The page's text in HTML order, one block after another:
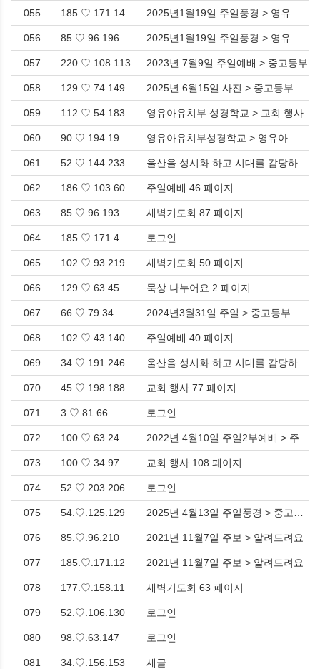
055 185.♡.171.14
056 85.♡.96.196
057 220.♡.108.113 2023년 7월9일 주일예배 > 중고등부
058 129.♡.74.149 2025년 6월15일 사진 > 중고등부
059 112.♡.54.183 영유아유치부 성경학교 > 교회 행사
060 90.♡.194.19
061 52.♡.144.233
062 186.♡.103.60 주일예배 46 페이지
063 85.♡.96.193 새벽기도회 87 페이지
064 185.♡.171.4 로그인
065 102.♡.93.219 새벽기도회 50 페이지
066 129.♡.63.45 묵상 나누어요 2 페이지
067 66.♡.79.34 2024년3월31일 주일 > 중고등부
068 102.♡.43.140 주일예배 40 페이지
069 34.♡.191.246
070 45.♡.198.188 교회 행사 77 페이지
071 3.♡.81.66 로그인
072 100.♡.63.24
073 100.♡.34.97 교회 행사 108 페이지
074 52.♡.203.206 로그인
075 54.♡.125.129
076 85.♡.96.210 2021년 11월7일 주보 > 알려드려요
077 185.♡.171.12 2021년 11월7일 주보 > 알려드려요
078 177.♡.158.11 새벽기도회 63 페이지
079 52.♡.106.130 로그인
080 98.♡.63.147 로그인
081 34.♡.156.153 새글